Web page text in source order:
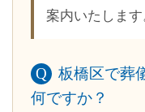
案内いたします
板橋区で葬
何ですか？